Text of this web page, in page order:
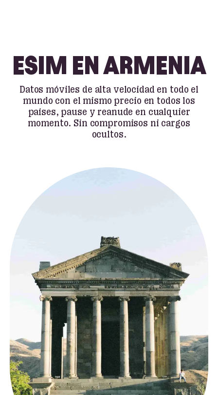
ESIM EN ARMENIA
Datos móviles de alta velocidad en todo el
mundo con el mismo precio en todos los
países, pause y reanude en cualquier
momento. Sin compromisos ni cargos
ocultos.